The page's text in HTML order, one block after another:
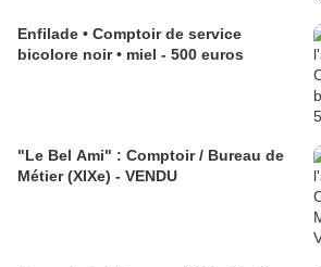
Enfilade • Comptoir de service
bicolore noir • miel - 500 euros
"Le Bel Ami" : Comptoir / Bureau de
Métier (XIXe) - VENDU